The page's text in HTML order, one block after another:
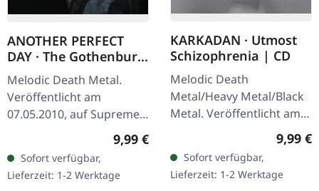
ANOTHER PERFECT
DAY · The Gothenburg
Post Scriptum |
DIGIPAK CD
Melodic Death Metal.
Veröffentlicht am
07.05.2010, auf Supreme
Chaos Records. Limitierte
Auflage als CD im DigiPak
mit 16-seitigem Booklet.
Mit Dan…
Regulärer Preis:
9,99 €
Sofort verfügbar,
Lieferzeit: 1-2 Werktage
KARKADAN · Utmost
Schizophrenia | CD
Melodic Death
Metal/Heavy Metal/Black
Metal. Veröffentlicht am
08.03.2004, auf Supreme
Chaos Records. CD im
Jewelcase mit 16-seitigem
Booklet.…
9,99 €
Sofort verfügbar,
Lieferzeit: 1-2 Werktage